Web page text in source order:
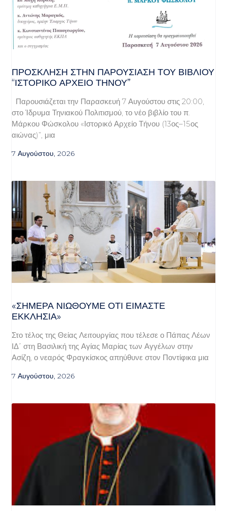
ΠΡΌΣΚΛΗΣΗ ΣΤΗΝ ΠΑΡΟΥΣΊΑΣΗ ΤΟΥ ΒΙΒΛΊΟΥ
“ΙΣΤΟΡΙΚΌ ΑΡΧΕΊΟ ΤΉΝΟΥ”
Παρουσιάζεται την Παρασκευή 7 Αυγούστου στις 20:00,
στο Ίδρυμα Τηνιακού Πολιτισμού, το νέο βιβλίο του π.
Μάρκου Φώσκολου «Ιστορικό Αρχείο Τήνου (13ος–15ος
αιώνας)”, μια
7 Αυγούστου, 2026
«ΣΉΜΕΡΑ ΝΙΏΘΟΥΜΕ ΌΤΙ ΕΊΜΑΣΤΕ
ΕΚΚΛΗΣΊΑ»
Στο τέλος της Θείας Λειτουργίας που τέλεσε ο Πάπας Λέων
ΙΔ΄ στη Βασιλική της Αγίας Μαρίας των Αγγέλων στην
Ασίζη, ο νεαρός Φραγκίσκος απηύθυνε στον Ποντίφικα μια
7 Αυγούστου, 2026